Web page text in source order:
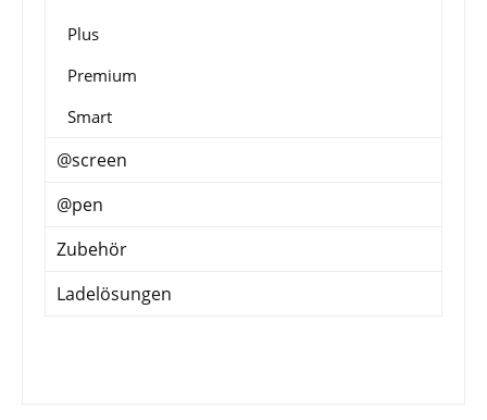
Plus
Premium
Smart
@screen
@pen
Zubehör
Ladelösungen